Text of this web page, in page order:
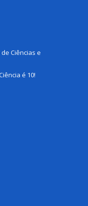
Ciências e
é 10!